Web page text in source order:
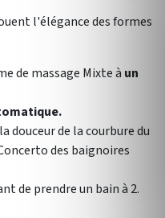
l'élégance des formes
de massage Mixte à un
douceur de la courbure du
des baignoires
de prendre un bain à 2.